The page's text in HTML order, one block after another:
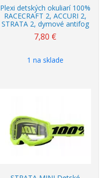
Plexi detských okuliarí 100%
RACECRAFT 2, ACCURI 2,
STRATA 2, dymové antifog
7,80 €
1 na sklade